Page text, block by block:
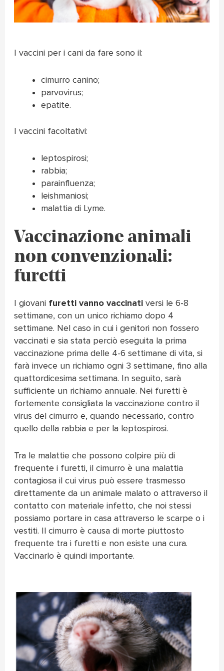
I vaccini per i cani da fare sono il:
cimurro canino;
parvovirus;
epatite.
I vaccini facoltativi:
leptospirosi;
rabbia;
parainfluenza;
leishmaniosi;
malattia di Lyme.
Vaccinazione animali
non convenzionali:
furetti
I giovani furetti vanno vaccinativersi le 6-8
settimane, con un unico richiamo dopo 4
settimane. Nel caso in cui i genitori non fossero
vaccinati e sia stata perciò eseguita la prima
vaccinazione prima delle 4-6 settimane di vita, si
farà invece un richiamo ogni 3 settimane, fino alla
quattordicesima settimana. In seguito, sarà
sufficiente un richiamo annuale. Nei furetti è
fortemente consigliata la vaccinazione contro il
virus del cimurro e, quando necessario, contro
quello della rabbia e per la leptospirosi.
Tra le malattie che possono colpire più di
frequente i furetti, il cimurro è una malattia
contagiosa il cui virus può essere trasmesso
direttamente da un animale malato o attraverso il
contatto con materiale infetto, che noi stessi
possiamo portare in casa attraverso le scarpe o i
vestiti. Il cimurro è causa di morte piuttosto
frequente tra i furetti e non esiste una cura.
Vaccinarlo è quindi importante.